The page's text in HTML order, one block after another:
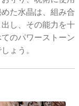
た水晶は、組み合
し、その能力を十
のパワーストーン
ょう。